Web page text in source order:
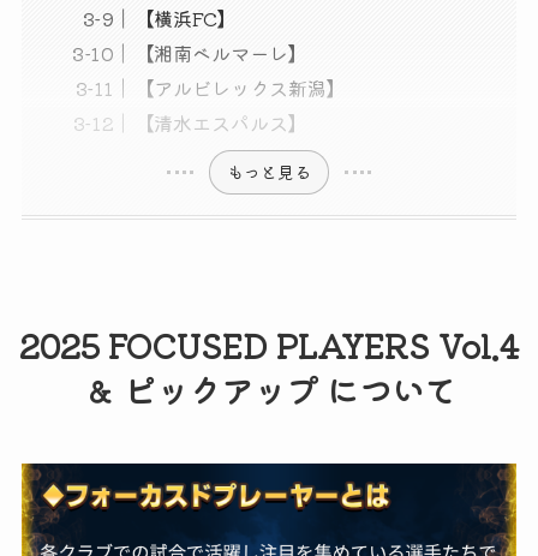
【横浜FC】
【湘南ベルマーレ】
【アルビレックス新潟】
【清水エスパルス】
もっと見る
2025 FOCUSED PLAYERS Vol.4
＆ ピックアップ について